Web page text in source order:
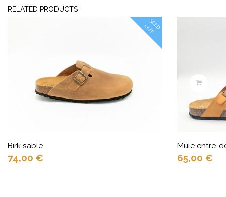
RELATED PRODUCTS
S
O
L
D
OU
T
Birk sable
74,00 €
Mule entre-
65,00 €